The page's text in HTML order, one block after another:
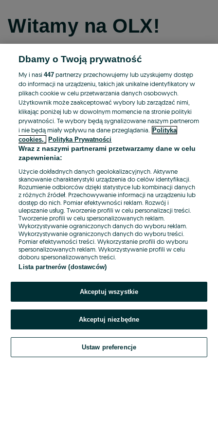
Witamy na OLX!
Kontynuuj przez Facebooka
Kontynuuj przez konto Apple
Kontynuuj przez konto Google
LUB
E-mail
Hasło
Nie pamiętasz hasła?
Zaloguj się
Kontynuując za pośrednictwem jednego z dostawców wskazanych powyżej,
Regulamin serwisu OLX.pl w jego aktualnym brzmieniu.
Dbamy o Twoją prywatność
My i nasi447 partnerzy przechowujemy lub uzyskujemy dostęp
do informacji na urządzeniu, takich jak unikalne identyfikatory w
plikach cookie w celu przetwarzania danych osobowych.
Użytkownik może zaakceptować wybory lub zarządzać nimi,
klikając poniżej lub w dowolnym momencie na stronie polityki
prywatności. Te wybory będą sygnalizowane naszym partnerom
i nie będą miały wpływu na dane przeglądania.
Polityka
cookies,
Polityka Prywatności
Wraz z naszymi partnerami przetwarzamy dane w celu
zapewnienia:
Użycie dokładnych danych geolokalizacyjnych. Aktywne
skanowanie charakterystyki urządzenia do celów identyfikacji.
Rozumienie odbiorców dzięki statystyce lub kombinacji danych
z różnych źródeł. Przechowywanie informacji na urządzeniu lub
dostęp do nich. Pomiar efektywności reklam. Rozwój i
ulepszanie usług. Tworzenie profili w celu personalizacji treści.
Tworzenie profili w celu spersonalizowanych reklam.
Wykorzystywanie ograniczonych danych do wyboru reklam.
Wykorzystywanie ograniczonych danych do wyboru treści.
Pomiar efektywności treści. Wykorzystanie profili do wyboru
spersonalizowanych reklam. Wykorzystywanie profili w celu
doboru spersonalizowanych treści.
Lista partnerów (dostawców)
Akceptuj wszystkie
Akceptuj niezbędne
Ustaw preferencje